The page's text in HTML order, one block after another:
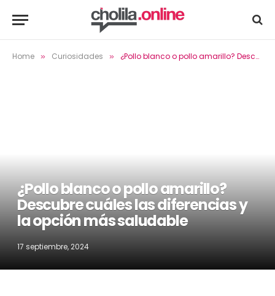
Home » Curiosidades » ¿Pollo blanco o pollo amarillo? Descubre cuáles las diferencias y la opción más saludable
¿Pollo blanco o pollo amarillo?
Descubre cuáles las diferencias y
la opción más saludable
17 septiembre, 2024